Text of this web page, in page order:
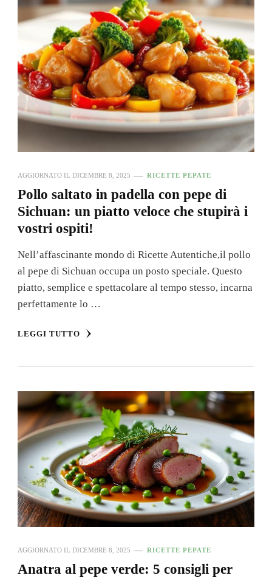
AGGIORNATO IL DICEMBRE 8, 2025 RICETTE PEPATE
Pollo saltato in padella con pepe di
Sichuan: un piatto veloce che stupirà i
vostri ospiti!
Nell’affascinante mondo di Ricette Autentiche,il pollo
al pepe di Sichuan occupa un posto speciale. Questo
piatto, semplice e spettacolare al tempo stesso, incarna
perfettamente lo …
LEGGI TUTTO
AGGIORNATO IL DICEMBRE 8, 2025 RICETTE PEPATE
Anatra al pepe verde: 5 consigli per